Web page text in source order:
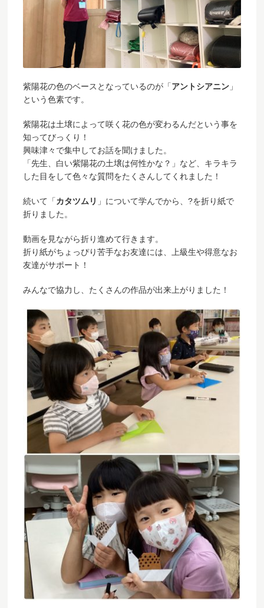
紫陽花の色のベースとなっているのが「アントシアニン」
という色素です。
紫陽花は土壌によって咲く花の色が変わるんだという事を
知ってびっくり！
興味津々で集中してお話を聞けました。
「先生、白い紫陽花の土壌は何性かな？」 など、キラキラ
した目をして色々な質問をたくさんしてくれました！
続いて「カタツムリ 」について学んでから、?を折り紙で
折りました。
動画を見ながら折り進めて行きます。
折り紙がちょっぴり苦手なお友達には、上級生や得意なお
友達がサポート！
みんなで協力し、たくさんの作品が出来上がりました！